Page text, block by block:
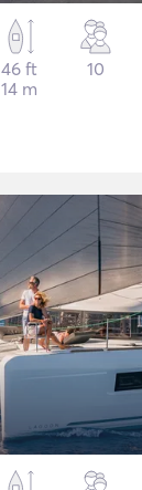
46 ft
14 m
10